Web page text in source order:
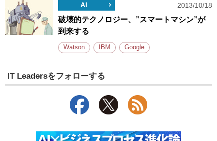
AI 2013/10/18
破壊的テクノロジー、”スマートマシン”が
到来する
Watson IBM Google
IT Leadersをフォローする